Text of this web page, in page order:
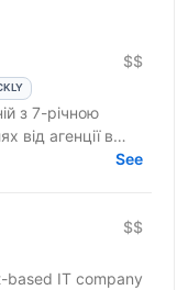
$$
з 7-річною
від агенції в
екосистеми:See
$$
based IT company